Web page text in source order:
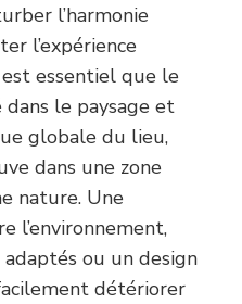
l’harmonie
l’expérience
essentiel que le
le paysage et
globale du lieu,
dans une zone
nature. Une
l’environnement,
ou un design
détériorer